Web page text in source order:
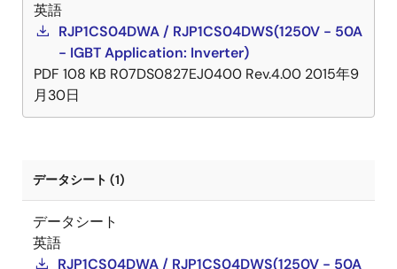
英語
RJP1CS04DWA / RJP1CS04DWS(1250V - 50A
- IGBT Application: Inverter)
PDF 108 KB R07DS0827EJ0400 Rev.4.00 2015年9
月30日
データシート (1)
データシート
英語
RJP1CS04DWA / RJP1CS04DWS(1250V - 50A